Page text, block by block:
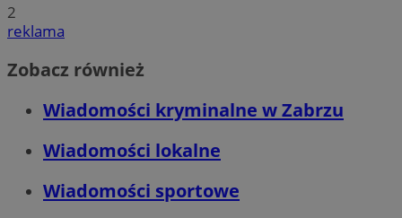
2
reklama
Zobacz również
Wiadomości kryminalne w Zabrzu
Wiadomości lokalne
Wiadomości sportowe